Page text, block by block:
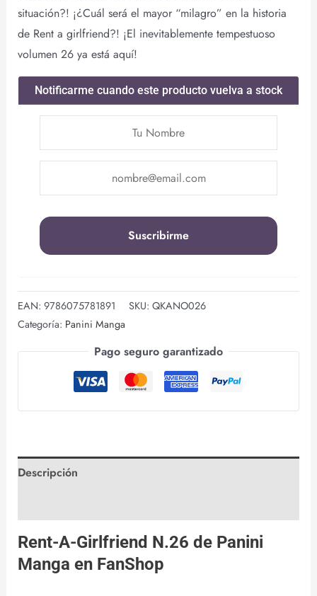
situación?! ¡¿Cuál será el mayor “milagro” en la historia
de Rent a girlfriend?! ¡El inevitablemente tempestuoso
volumen 26 ya está aquí!
Notificarme cuando este producto vuelva a stock
EAN: 9786075781891 SKU: QKANO026
Categoría: Panini Manga
Pago seguro garantizado
Descripción
Rent-A-Girlfriend N.26 de Panini
Manga en FanShop